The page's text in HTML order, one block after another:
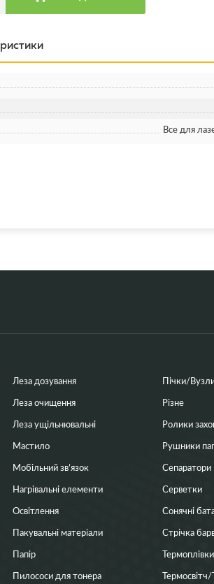
Все для
Леза дозування
Леза очищення
Леза ущільнювальні
Мастило
Мобільний зв’язок
Нагрівальні елементи
Освітлення
Пакувальні матеріали
Папір
Пилососи для тонера
Пічки/
Різне
Ролики
Рушники
Сепаратори
Серветки
Сонячні
Стрічка
Термоплівки
Термосвітч/